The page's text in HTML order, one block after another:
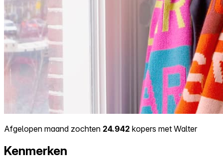
Afgelopen maand zochten 24.942 kopers met Walter
Kenmerken